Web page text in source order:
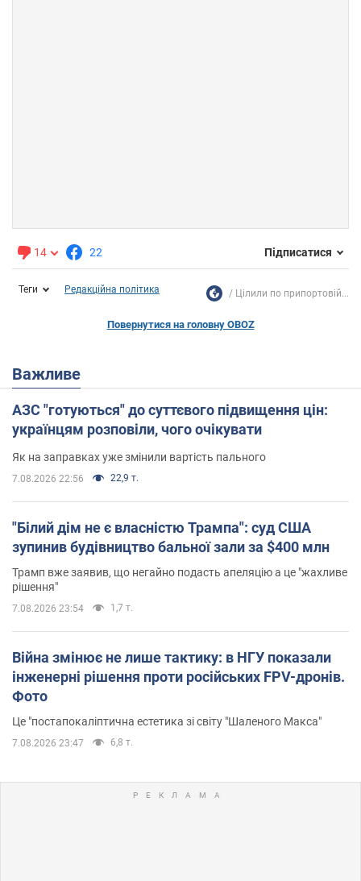
14 22 Підписатися
Теги Редакційна політика Цілили по припортовій...
Повернутися на головну OBOZ
Важливе
АЗС "готуються" до суттєвого підвищення цін:
українцям розповіли, чого очікувати
Як на заправках уже змінили вартість пального
7.08.2026 22:56 22,9 т.
"Білий дім не є власністю Трампа": суд США
зупинив будівництво бальної зали за $400 млн
Трамп вже заявив, що негайно подасть апеляцію а це "жахливе
рішення"
7.08.2026 23:54 1,7 т.
Війна змінює не лише тактику: в НГУ показали
інженерні рішення проти російських FPV-дронів.
Фото
Це "постапокаліптична естетика зі світу "Шаленого Макса"
7.08.2026 23:47 6,8 т.